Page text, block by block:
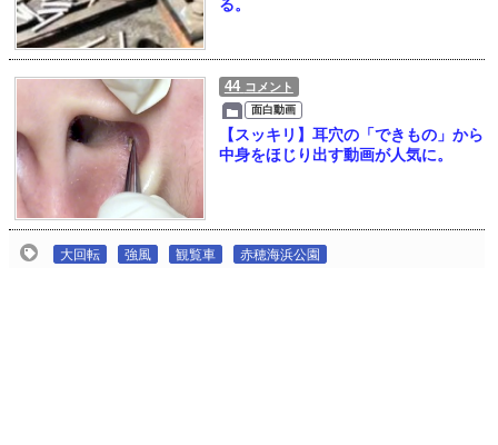
る。
44 コメント
面白動画
【スッキリ】耳穴の「できもの」から
中身をほじり出す動画が人気に。
大回転 強風 観覧車 赤穂海浜公園